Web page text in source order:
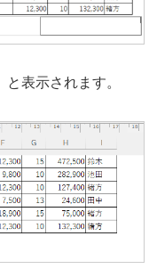
表示されます。